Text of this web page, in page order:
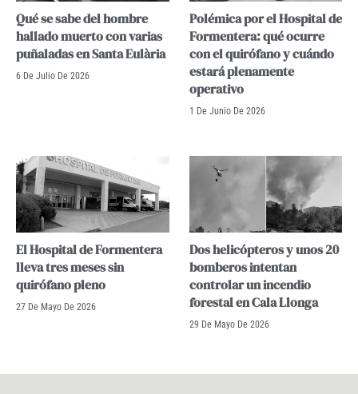
Qué se sabe del hombre
hallado muerto con varias
puñaladas en Santa Eulària
6 De Julio De 2026
Polémica por el Hospital de
Formentera: qué ocurre
con el quirófano y cuándo
estará plenamente
operativo
1 De Junio De 2026
El Hospital de Formentera
lleva tres meses sin
quirófano pleno
27 De Mayo De 2026
Dos helicópteros y unos 20
bomberos intentan
controlar un incendio
forestal en Cala Llonga
29 De Mayo De 2026